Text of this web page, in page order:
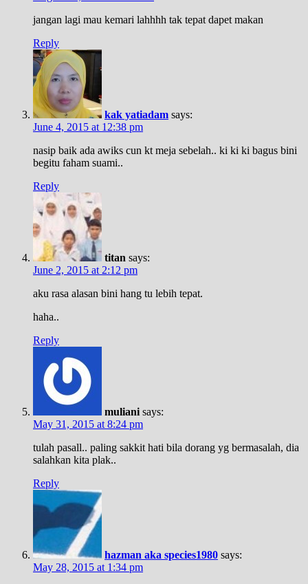
jangan lagi mau kemari lahhhh tak tepat dapet makan
Reply
kak yatiadam says:
June 4, 2015 at 12:38 pm
nasip baik ada awiks cun kt meja sebelah.. ki ki ki bagus bini
begitu faham suami..
Reply
titan says:
June 2, 2015 at 2:12 pm
aku rasa alasan bini hang tu lebih tepat.
haha..
Reply
muliani says:
May 31, 2015 at 8:24 pm
tulah pasall.. paling sakkit hati bila dorang yg bermasalah, dia
salahkan kita plak..
Reply
hazman aka species1980 says:
May 28, 2015 at 1:34 pm